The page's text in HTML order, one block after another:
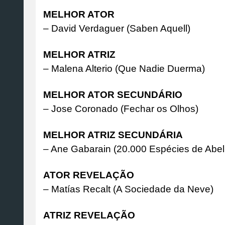
MELHOR ATOR
– David Verdaguer (Saben Aquell)
MELHOR ATRIZ
– Malena Alterio (Que Nadie Duerma)
MELHOR ATOR SECUNDÁRIO
– Jose Coronado (Fechar os Olhos)
MELHOR ATRIZ SECUNDÁRIA
– Ane Gabarain (20.000 Espécies de
ATOR REVELAÇÃO
– Matías Recalt (A Sociedade da Neve)
ATRIZ REVELAÇÃO